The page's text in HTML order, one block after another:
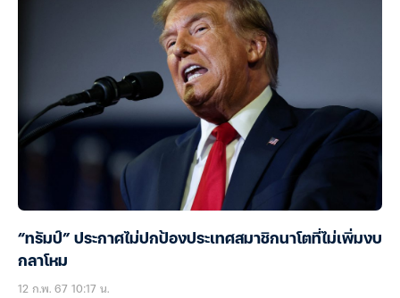
“ทรัมป์” ประกาศไม่ปกป้องประเทศสมาชิกนาโตที่ไม่เพิ่มงบ
กลาโหม
12 ก.พ. 67 10:17 น.